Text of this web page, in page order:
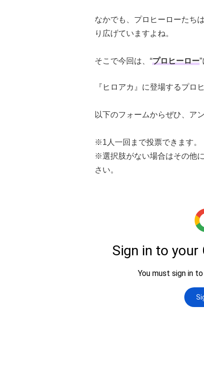
なかでも、プロヒーローたち
り広げていますよね。
そこで今回は、“プロヒーロー
『ヒロアカ』に登場するプロ
以下のフォームからぜひ、ア
※1人一回まで投票できます。
※選択肢がない場合はその他
さい。